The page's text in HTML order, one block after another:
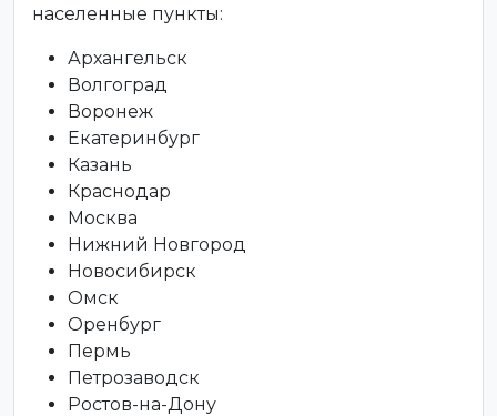
населенные пункты:
Архангельск
Волгоград
Воронеж
Екатеринбург
Казань
Краснодар
Москва
Нижний Новгород
Новосибирск
Омск
Оренбург
Пермь
Петрозаводск
Ростов-на-Дону